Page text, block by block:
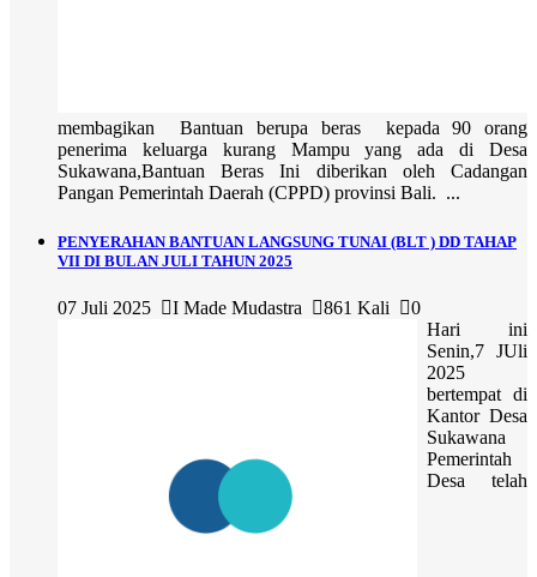
membagikan Bantuan berupa beras kepada 90 orang
penerima keluarga kurang Mampu yang ada di Desa
Sukawana,Bantuan Beras Ini diberikan oleh Cadangan
Pangan Pemerintah Daerah (CPPD) provinsi Bali. ...
PENYERAHAN BANTUAN LANGSUNG TUNAI (BLT ) DD TAHAP
VII DI BULAN JULI TAHUN 2025
07 Juli 2025 I Made Mudastra 861 Kali
0
Hari ini
Senin,7 JUli
2025
bertempat di
Kantor Desa
Sukawana
Pemerintah
Desa telah